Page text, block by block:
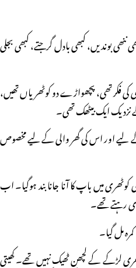
بوندیں، کبھی بادل گرجتے، کبھی بجلی
فکر تھی، پچھواڑے دو کوٹھریاں تھیں،
ایک بیٹھک تھی۔
لیے اور اس کی گھر والی کے لیے مخصوص
میں باپ کا آنا جانا بند ہوگیا۔ اب
رہتے تھے۔
مل گیا۔
لڑکے کے لچھن ٹھیک نہیں تھے۔ کھیتی